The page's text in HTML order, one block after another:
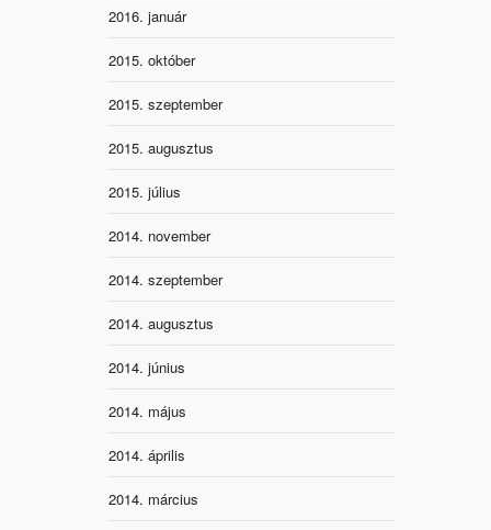
2016. január
2015. október
2015. szeptember
2015. augusztus
2015. július
2014. november
2014. szeptember
2014. augusztus
2014. június
2014. május
2014. április
2014. március